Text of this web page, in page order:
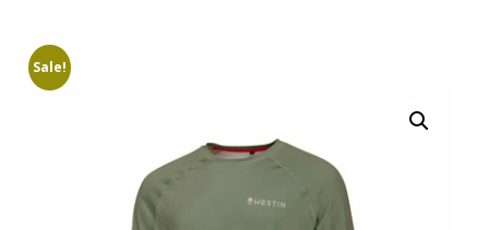
Sale!